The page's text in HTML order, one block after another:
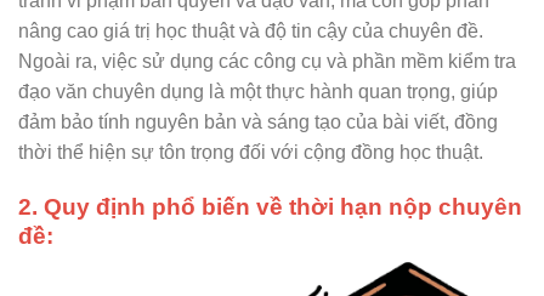
nâng cao giá trị học thuật và độ tin cậy của chuyên đề.
Ngoài ra, việc sử dụng các công cụ và phần mềm kiểm tra
đạo văn chuyên dụng là một thực hành quan trọng, giúp
đảm bảo tính nguyên bản và sáng tạo của bài viết, đồng
thời thể hiện sự tôn trọng đối với cộng đồng học thuật.
2. Quy định phổ biến về thời hạn nộp chuyên
đề: